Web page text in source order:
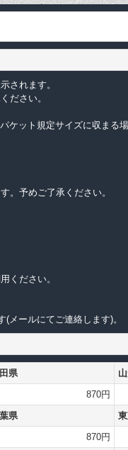
されます。
ださい。
ット規定サイズに収まる
。予めご了承ください。
ください。
メールにてご連絡します)。
県
870円
県
870円